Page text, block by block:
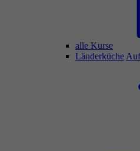
alle Kurse
Länderküche